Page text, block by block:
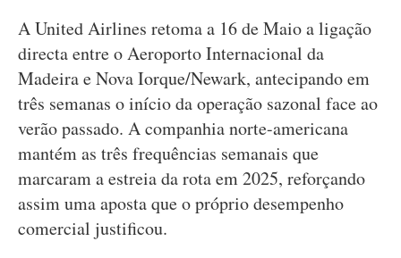
A United Airlines retoma a 16 de Maio a ligação
directa entre o Aeroporto Internacional da
Madeira e Nova Iorque/Newark, antecipando em
três semanas o início da operação sazonal face ao
verão passado. A companhia norte-americana
mantém as três frequências semanais que
marcaram a estreia da rota em 2025, reforçando
assim uma aposta que o próprio desempenho
comercial justificou.